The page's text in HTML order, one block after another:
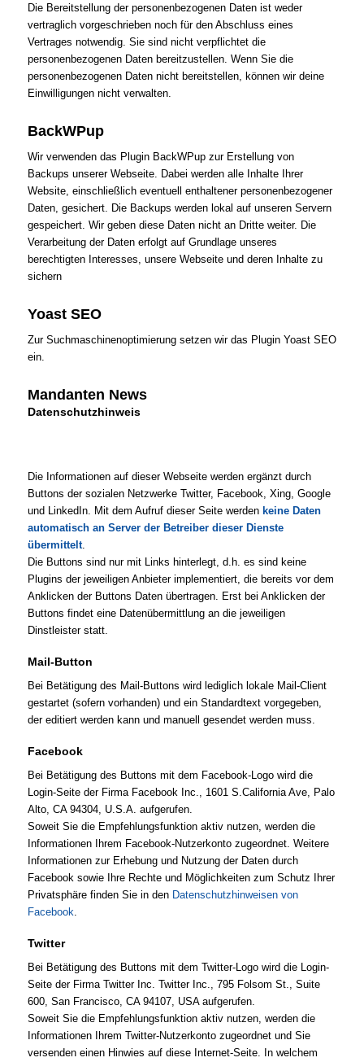
Die Bereitstellung der personenbezogenen Daten ist weder
vertraglich vorgeschrieben noch für den Abschluss eines
Vertrages notwendig. Sie sind nicht verpflichtet die
personenbezogenen Daten bereitzustellen. Wenn Sie die
personenbezogenen Daten nicht bereitstellen, können wir deine
Einwilligungen nicht verwalten.
BackWPup
Wir verwenden das Plugin BackWPup zur Erstellung von
Backups unserer Webseite. Dabei werden alle Inhalte Ihrer
Website, einschließlich eventuell enthaltener personenbezogener
Daten, gesichert. Die Backups werden lokal auf unseren Servern
gespeichert. Wir geben diese Daten nicht an Dritte weiter. Die
Verarbeitung der Daten erfolgt auf Grundlage unseres
berechtigten Interesses, unsere Webseite und deren Inhalte zu
sichern
Yoast SEO
Zur Suchmaschinenoptimierung setzen wir das Plugin Yoast SEO
ein.
Mandanten News
Datenschutzhinweis
Die Informationen auf dieser Webseite werden ergänzt durch
Buttons der sozialen Netzwerke Twitter, Facebook, Xing, Google
und LinkedIn. Mit dem Aufruf dieser Seite werden keine Daten
automatisch an Server der Betreiber dieser Dienste
übermittelt.
Die Buttons sind nur mit Links hinterlegt, d.h. es sind keine
Plugins der jeweiligen Anbieter implementiert, die bereits vor dem
Anklicken der Buttons Daten übertragen. Erst bei Anklicken der
Buttons findet eine Datenübermittlung an die jeweiligen
Dinstleister statt.
Mail-Button
Bei Betätigung des Mail-Buttons wird lediglich lokale Mail-Client
gestartet (sofern vorhanden) und ein Standardtext vorgegeben,
der editiert werden kann und manuell gesendet werden muss.
Facebook
Bei Betätigung des Buttons mit dem Facebook-Logo wird die
Login-Seite der Firma Facebook Inc., 1601 S.California Ave, Palo
Alto, CA 94304, U.S.A. aufgerufen.
Soweit Sie die Empfehlungsfunktion aktiv nutzen, werden die
Informationen Ihrem Facebook-Nutzerkonto zugeordnet. Weitere
Informationen zur Erhebung und Nutzung der Daten durch
Facebook sowie Ihre Rechte und Möglichkeiten zum Schutz Ihrer
Privatsphäre finden Sie in den Datenschutzhinweisen von
Facebook
Twitter
Bei Betätigung des Buttons mit dem Twitter-Logo wird die Login-
Seite der Firma Twitter Inc. Twitter Inc., 795 Folsom St., Suite
600, San Francisco, CA 94107, USA aufgerufen.
Soweit Sie die Empfehlungsfunktion aktiv nutzen, werden die
Informationen Ihrem Twitter-Nutzerkonto zugeordnet und Sie
versenden einen Hinwies auf diese Internet-Seite. In welchem